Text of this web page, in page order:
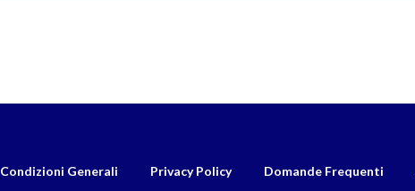
Condizioni Generali Privacy Policy Domande Frequenti